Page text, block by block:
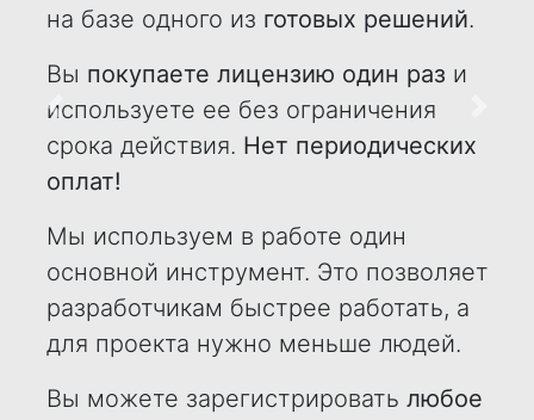
на базе одного из готовых решений.
Вы покупаете лицензию один раз и
используете ее без ограничения
срока действия. Нет периодических
оплат!
Мы используем в работе один
основной инструмент. Это позволяет
разработчикам быстрее работать, а
для проекта нужно меньше людей.
Вы можете зарегистрировать любое
Назад